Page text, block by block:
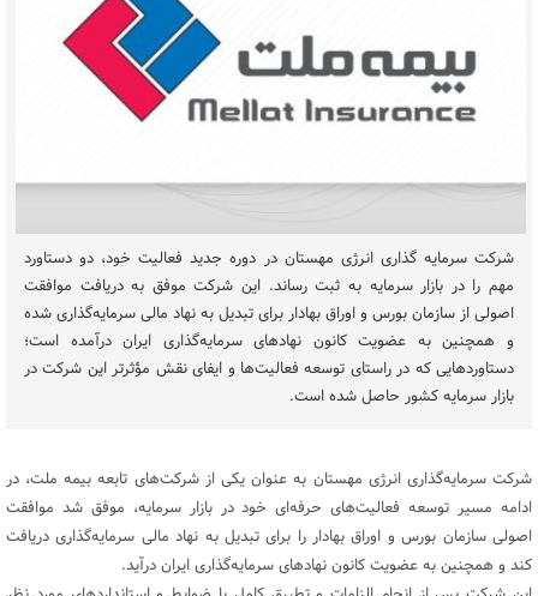
شرکت سرمایه گذاری انرژی مهستان در دوره جدید فعالیت خود، دو دستاورد
مهم را در بازار سرمایه به ثبت رساند. این شرکت موفق به دریافت موافقت
اصولی از سازمان بورس و اوراق بهادار برای تبدیل به نهاد مالی سرمایه‌گذاری شده
و همچنین به عضویت کانون نهادهای سرمایه‌گذاری ایران درآمده است؛
دستاوردهایی که در راستای توسعه فعالیت‌ها و ایفای نقش مؤثرتر این شرکت در
بازار سرمایه کشور حاصل شده است.
شرکت سرمایه‌گذاری انرژی مهستان به عنوان یکی از شرکت‌های تابعه بیمه ملت، در
ادامه مسیر توسعه فعالیت‌های حرفه‌ای خود در بازار سرمایه، موفق شد موافقت
اصولی سازمان بورس و اوراق بهادار را برای تبدیل به نهاد مالی سرمایه‌گذاری دریافت
کند و همچنین به عضویت کانون نهادهای سرمایه‌گذاری ایران درآید.